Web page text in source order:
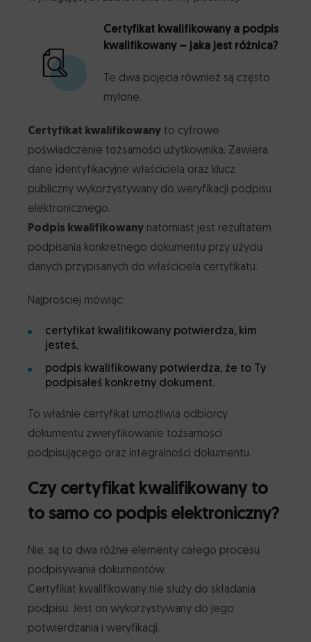
Certyfikat kwalifikowany a podpis
kwalifikowany – jaka jest różnica?
Te dwa pojęcia również są często
mylone.
Certyfikat kwalifikowany to cyfrowe
poświadczenie tożsamości użytkownika. Zawiera
dane identyfikacyjne właściciela oraz klucz
publiczny wykorzystywany do weryfikacji podpisu
elektronicznego.
Podpis kwalifikowany natomiast jest rezultatem
podpisania konkretnego dokumentu przy użyciu
danych przypisanych do właściciela certyfikatu.
Najprościej mówiąc:
certyfikat kwalifikowany potwierdza, kim
jesteś,
podpis kwalifikowany potwierdza, że to Ty
podpisałeś konkretny dokument.
To właśnie certyfikat umożliwia odbiorcy
dokumentu zweryfikowanie tożsamości
podpisującego oraz integralności dokumentu.
Czy certyfikat kwalifikowany to
to samo co podpis elektroniczny?
Nie, są to dwa różne elementy całego procesu
podpisywania dokumentów.
Certyfikat kwalifikowany nie służy do składania
podpisu. Jest on wykorzystywany do jego
potwierdzania i weryfikacji.